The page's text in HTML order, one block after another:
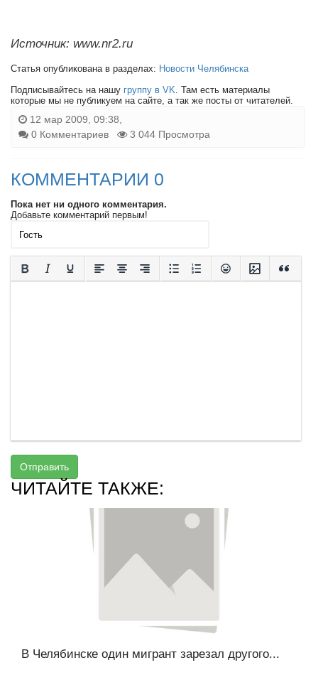
Источник: www.nr2.ru
Статья опубликована в разделах: Новости Челябинска
Подписывайтесь на нашу группу в VK. Там есть материалы
которые мы не публикуем на сайте, а так же посты от читателей.
12 мар 2009, 09:38,
0 Комментариев
3 044 Просмотра
КОММЕНТАРИИ 0
Пока нет ни одного комментария.
Добавьте комментарий первым!
Отправить
ЧИТАЙТЕ ТАКЖЕ:
В Челябинске один мигрант зарезал другого...